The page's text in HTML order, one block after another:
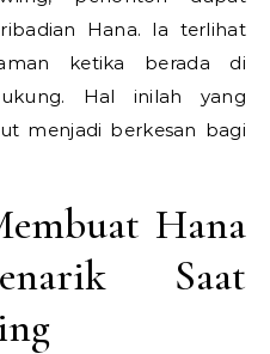
Hana. Ia terlihat
ketika berada di
Hal inilah yang
menjadi berkesan bagi
Hana
Saat